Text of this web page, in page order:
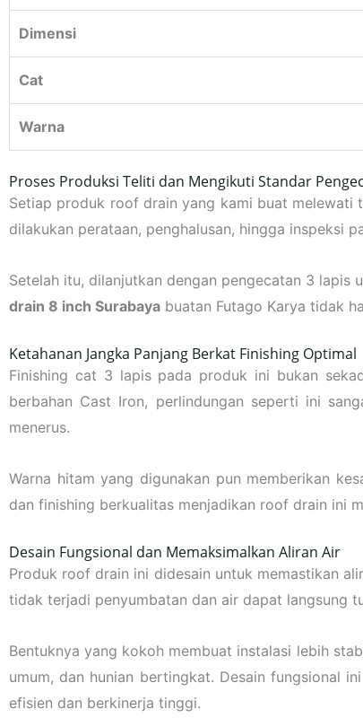
Dimensi
Cat
Warna
Proses Produksi Teliti dan Mengikuti Standar
Setiap produk roof drain yang kami buat melewati
dilakukan perataan, penghalusan, hingga inspeksi
Setelah itu, dilanjutkan dengan pengecatan 3
drain 8 inch Surabaya buatan Futago Karya tidak
Ketahanan Jangka Panjang Berkat Finishing Optimal
Finishing cat 3 lapis pada produk ini bukan
berbahan Cast Iron, perlindungan seperti ini
menerus.
Warna hitam yang digunakan pun memberikan
dan finishing berkualitas menjadikan roof drain ini
Desain Fungsional dan Memaksimalkan Aliran Air
Produk roof drain ini didesain untuk memastikan
tidak terjadi penyumbatan dan air dapat langsung
Bentuknya yang kokoh membuat instalasi lebih
umum, dan hunian bertingkat. Desain fungsional
efisien dan berkinerja tinggi.